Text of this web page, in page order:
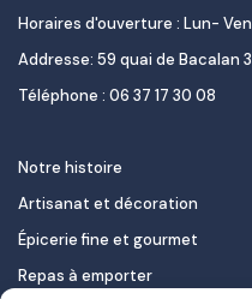
Horaires d'ouverture : Lun-
Addresse: 59 quai de Bacalan
Téléphone : 06 37 17 30 08
Notre histoire
Artisanat et décoration
Épicerie fine et gourmet
Repas à emporter